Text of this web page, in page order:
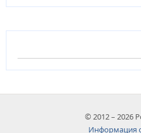
© 2012 – 2026
Информация